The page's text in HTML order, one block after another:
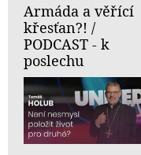
Armáda a věřící
křesťan?! /
PODCAST - k
poslechu